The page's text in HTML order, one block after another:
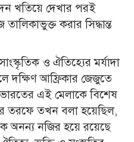
খতিয়ে দেখার পরই
তালিকাভুক্ত করার সিদ্ধান্ত
ও ঐতিহ্যের মর্যাদা
দক্ষিণ আফ্রিকার জেজুতে
এই মেলাকে বিশেষ
তরফে তখন বলা হয়েছিল,
অনন্য নজির হয়ে রয়েছে